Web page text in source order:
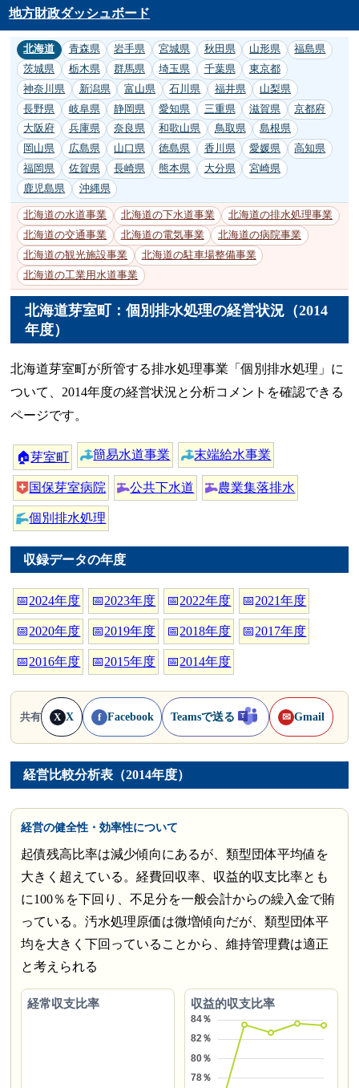
地方財政ダッシュボード
北海道 青森県 岩手県 宮城県 秋田県 山形県
福島県
茨城県
栃木県 群馬県 埼玉県 千葉県
東京都
神奈川県
新潟県 富山県 石川県 福井県
山梨県
長野県
岐阜県 静岡県 愛知県 三重県 滋賀県
京都府
大阪府
兵庫県 奈良県 和歌山県 鳥取県
島根県
岡山県
広島県 山口県 徳島県 香川県 愛媛県
高知県
福岡県
佐賀県 長崎県 熊本県 大分県
宮崎県
鹿児島県
沖縄県
北海道の水道事業 北海道の下水道事業
北海道の排水処理事業
北海道の交通事業
北海道の電気事業
北海道の病院事業
北海道の観光施設事業
北海道の駐車場整備事業
北海道の工業用水道事業
北海道芽室町：個別排水処理の経営状況（2014
年度）
北海道芽室町が所管する排水処理事業「個別排水処理」に
ついて、2014年度の経営状況と分析コメントを確認できる
ページです。
🏠芽室町 簡易水道事業 末端給水事業
国保芽室病院 公共下水道 農業集落排水
個別排水処理
収録データの年度
📅2024年度 📅2023年度 📅2022年度 📅2021年度
📅2020年度 📅2019年度 📅2018年度 📅2017年度
📅2016年度 📅2015年度 📅2014年度
共有 X X f Facebook Teamsで送る ✉ Gmail
経営比較分析表（2014年度）
経営の健全性・効率性について
起債残高比率は減少傾向にあるが、類型団体平均値を
大きく超えている。経費回収率、収益的収支比率とも
に100％を下回り、不足分を一般会計からの繰入金で賄
っている。汚水処理原価は微増傾向だが、類型団体平
均を大きく下回っていることから、維持管理費は適正
と考えられる
経常収支比率 収益的収支比率